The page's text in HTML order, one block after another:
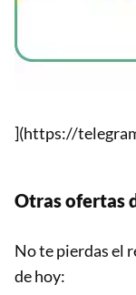
](https://
Otras ofertas
No te pierdas el
de hoy: